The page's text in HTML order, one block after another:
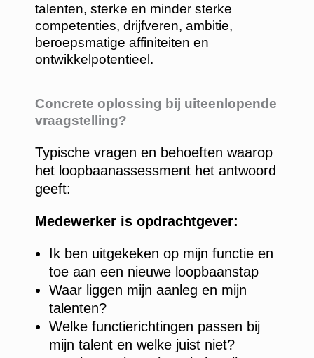
talenten, sterke en minder sterke
competenties, drijfveren, ambitie,
beroepsmatige affiniteiten en
ontwikkelpotentieel.
Concrete oplossing bij uiteenlopende
vraagstelling?
Typische vragen en behoeften waarop
het loopbaanassessment het antwoord
geeft:
Medewerker is opdrachtgever:
Ik ben uitgekeken op mijn functie en
toe aan een nieuwe loopbaanstap
Waar liggen mijn aanleg en mijn
talenten?
Welke functierichtingen passen bij
mijn talent en welke juist niet?